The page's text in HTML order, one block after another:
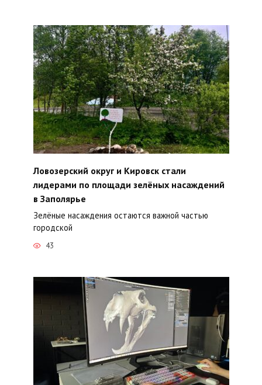
Ловозерский округ и Кировск стали
лидерами по площади зелёных насаждений
в Заполярье
Зелёные насаждения остаются важной частью
городской
43